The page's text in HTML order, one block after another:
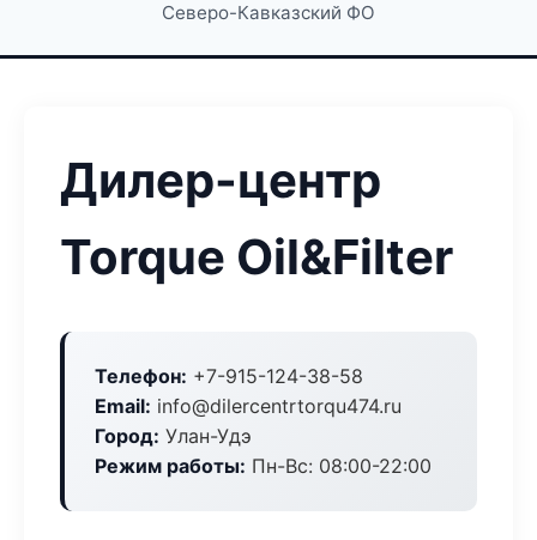
Северо-Кавказский ФО
Дилер-центр
Torque Oil&Filter
Телефон: +7-915-124-38-58
Email: info@dilercentrtorqu474.ru
Город: Улан-Удэ
Режим работы: Пн-Вс: 08:00-22:00